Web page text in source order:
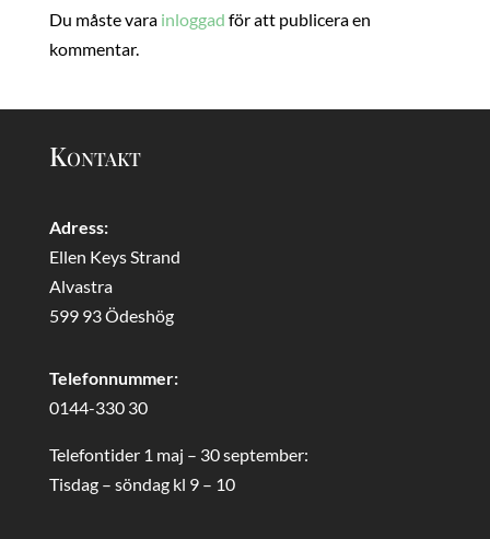
Du måste vara inloggad för att publicera en
kommentar.
Kontakt
Adress:
Ellen Keys Strand
Alvastra
599 93 Ödeshög
Telefonnummer:
0144-330 30
Telefontider 1 maj – 30 september:
Tisdag – söndag kl 9 – 10